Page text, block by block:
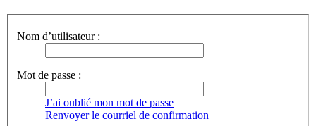
Nom d’utilisateur :
Mot de passe :
J’ai oublié mon mot de passe
Renvoyer le courriel de confirmation